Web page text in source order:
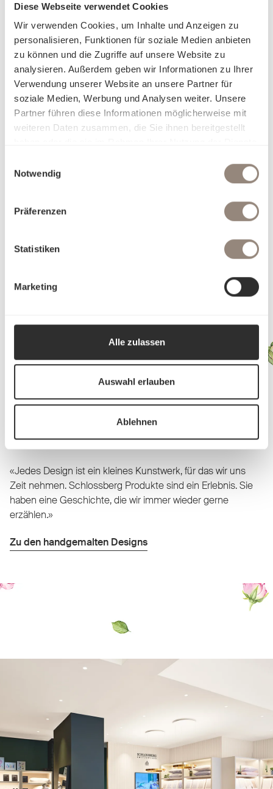
Diese Webseite verwendet Cookies
Wir verwenden Cookies, um Inhalte und Anzeigen zu
personalisieren, Funktionen für soziale Medien anbieten
zu können und die Zugriffe auf unsere Website zu
analysieren. Außerdem geben wir Informationen zu Ihrer
Verwendung unserer Website an unsere Partner für
soziale Medien, Werbung und Analysen weiter. Unsere
Partner führen diese Informationen möglicherweise mit
weiteren Daten zusammen, die Sie ihnen bereitgestellt
Notwendig
Präferenzen
Statistiken
Marketing
Alle zulassen
Auswahl erlauben
Ablehnen
Bettwäsche im Chalet-Stil
Zwischen majestätischen Berggipfeln, klarer Alpenluft und
der wohltuenden Ruhe der Natur entsteht ein Gefühl von
besondere Atmosphäre auf und verbindet charaktervolle,
Alpine Bettwäsche entdecken
Von Hand gezeichnete
Bettwäsche-Designs
«Jedes Design ist ein kleines Kunstwerk, für das wir uns
Zeit nehmen. Schlossberg Produkte sind ein Erlebnis. Sie
haben eine Geschichte, die wir immer wieder gerne
erzählen.»
Zu den handgemalten Designs